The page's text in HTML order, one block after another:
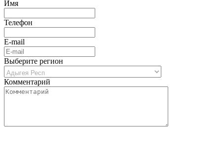
Имя
Телефон
E-mail
Выберите регион
Комментарий